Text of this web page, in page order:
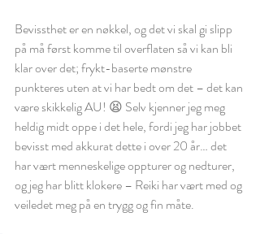
Bevissthet er en nøkkel, og det vi skal gi slipp
på må først komme til overflaten så vi kan bli
klar over det; frykt-baserte mønstre
punkteres uten at vi har bedt om det – det kan
være skikkelig AU! 😫 Selv kjenner jeg meg
heldig midt oppe i det hele, fordi jeg har jobbet
bevisst med akkurat dette i over 20 år… det
har vært menneskelige oppturer og nedturer,
og jeg har blitt klokere – Reiki har vært med og
veiledet meg på en trygg og fin måte.